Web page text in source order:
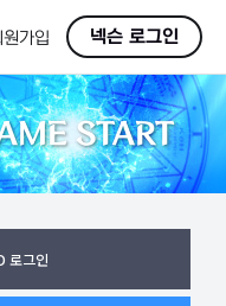
가입 넥슨 로그인
START
로그인